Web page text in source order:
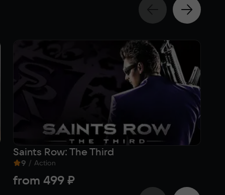
Saints Row: The Third
9 / Action
from 499 ₽